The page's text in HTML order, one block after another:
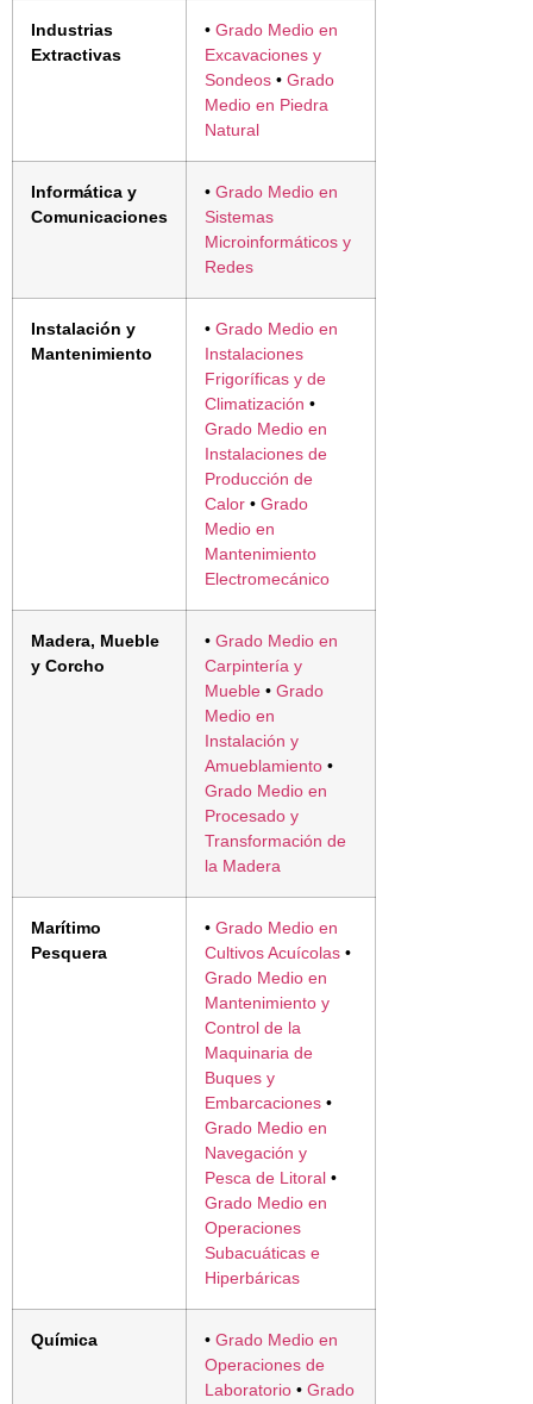
Industrias
Extractivas
• Grado Medio en
Excavaciones y
Sondeos • Grado
Medio en Piedra
Natural
Informática y
Comunicaciones
• Grado Medio en
Sistemas
Microinformáticos y
Redes
Instalación y
Mantenimiento
• Grado Medio en
Instalaciones
Frigoríficas y de
Climatización •
Grado Medio en
Instalaciones de
Producción de
Calor • Grado
Medio en
Mantenimiento
Electromecánico
Madera, Mueble
y Corcho
• Grado Medio en
Carpintería y
Mueble • Grado
Medio en
Instalación y
Amueblamiento •
Grado Medio en
Procesado y
Transformación de
la Madera
Marítimo
Pesquera
• Grado Medio en
Cultivos Acuícolas •
Grado Medio en
Mantenimiento y
Control de la
Maquinaria de
Buques y
Embarcaciones •
Grado Medio en
Navegación y
Pesca de Litoral •
Grado Medio en
Operaciones
Subacuáticas e
Hiperbáricas
Química • Grado Medio en
Operaciones de
Laboratorio • Grado